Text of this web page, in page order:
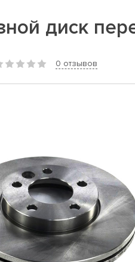
диск
0 отзывов